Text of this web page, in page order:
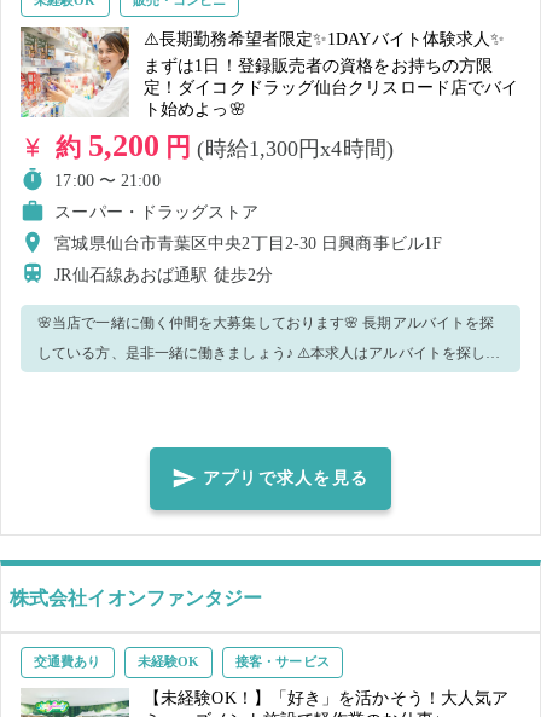
ズはご準備があります！ ＼未経験でも安心♪サポート体制万全です／
未経験者の方でも安心してご就業いただけるよう マニュアルを完備し
ております。 また、親切な先輩スタッフさんや店長さんなど 温かいス
タッフに囲まれたお店です！ 分からないことがあったら周りの先輩ス
タッフに 聞いてくださいね♪ 丁寧にお教えいたします！ 当日は安心し
ておこしください♪
⚠️長期勤務希望者限定✨1DAYバイト体験求人✨
まずは1日！登録販売者の資格をお持ちの方限
定！ダイコクドラッグ仙台クリスロード店でバイ
ト始めよっ🌸
約 5,200 円(時給1,300円x4時間)
17:00 〜 21:00
スーパー・ドラッグストア
宮城県仙台市青葉区中央2丁目2-30 日興商事ビル1F
JR仙石線あおば通駅 徒歩2分
🌸当店で一緒に働く仲間を大募集しております🌸 長期アルバイトを探
している方、是非一緒に働きましょう♪ ⚠️本求人はアルバイトを探して
内容🥼 ￣￣￣￣￣￣￣￣￣￣￣￣￣￣￣￣ ・品出し ・売り場整理整頓
(商品を補充して頂く) ・店舗内の清掃 手が空いている場合は他のお仕
事をお願いすることもございます。 ご了承ください。 💖💖こんな方に
オススメ💖💖 ￣￣￣￣￣￣￣￣￣￣￣￣￣￣￣￣ ・接客経験のある方
・明るく元気に接客できる方 ・長期のお仕事を探している方 分からな
い事があれば周りのスタッフへ聞いてください！ 優しく教えますので
ただきます※ お問い合わせは緊急連絡先か、研修センター(080-9306-
4256)までお願いします。 ✨長期レギュラーとなった場合✨ ■時給：
アプリで求人を見る
株式会社イオンファンタジー
交通費あり 未経験OK 接客・サービス
【未経験OK！】「好き」を活かそう！大人気ア